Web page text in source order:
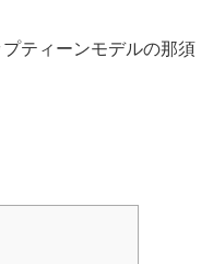
ティーンモデルの那須